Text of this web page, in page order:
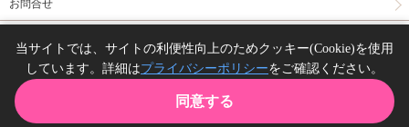
誘蛾灯に焦がれる【有
同人誌】
有償特典・『誘蛾灯に
ぶギャルくん【有償特
ず（単品）+柴崎さん
2冊セット購入特典・
お問合せ
Copyright(C) comicomi studio. All right reserved.
当サイトでは、サイトの利便性向上のためクッキー(Cookie)を使用
しています。詳細はプライバシーポリシーをご確認ください。
同意する